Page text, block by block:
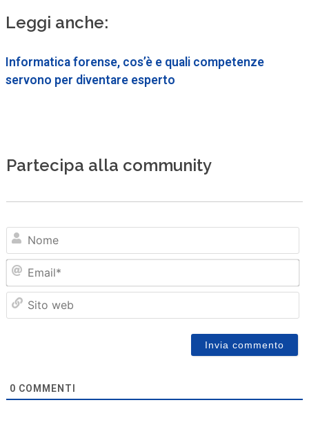
Leggi anche:
Informatica forense, cos’è e quali competenze
servono per diventare esperto
Partecipa alla community
0 COMMENTI